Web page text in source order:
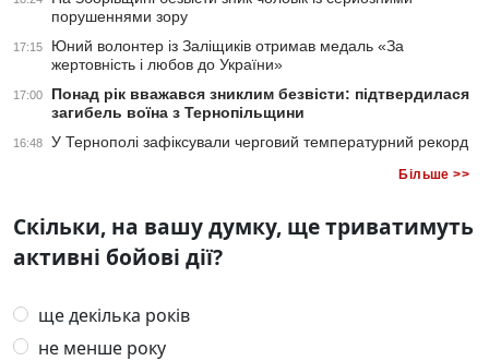
порушеннями зору
17:15
Юний волонтер із Заліщиків отримав медаль «За
жертовність і любов до України»
17:00
Понад рік вважався зниклим безвісти: підтвердилася
загибель воїна з Тернопільщини
16:48 У Тернополі зафіксували черговий температурний рекорд
Більше >>
Скільки, на вашу думку, ще триватимуть
активні бойові дії?
ще декілька років
не менше року